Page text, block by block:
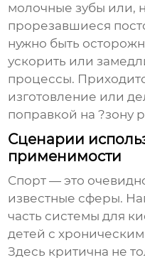
молочные зубы или,
прорезавшиеся
нужно быть
ускорить или
процессы.
изготовление или
поправкой на ?зону
Сценарии
применимости
Спорт — это
известные сферы.
часть системы для
детей с
Здесь критична не